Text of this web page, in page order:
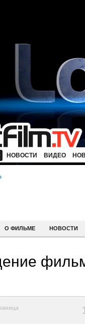
НОВОСТИ ВИДЕО
О ФИЛЬМЕ НОВОСТИ